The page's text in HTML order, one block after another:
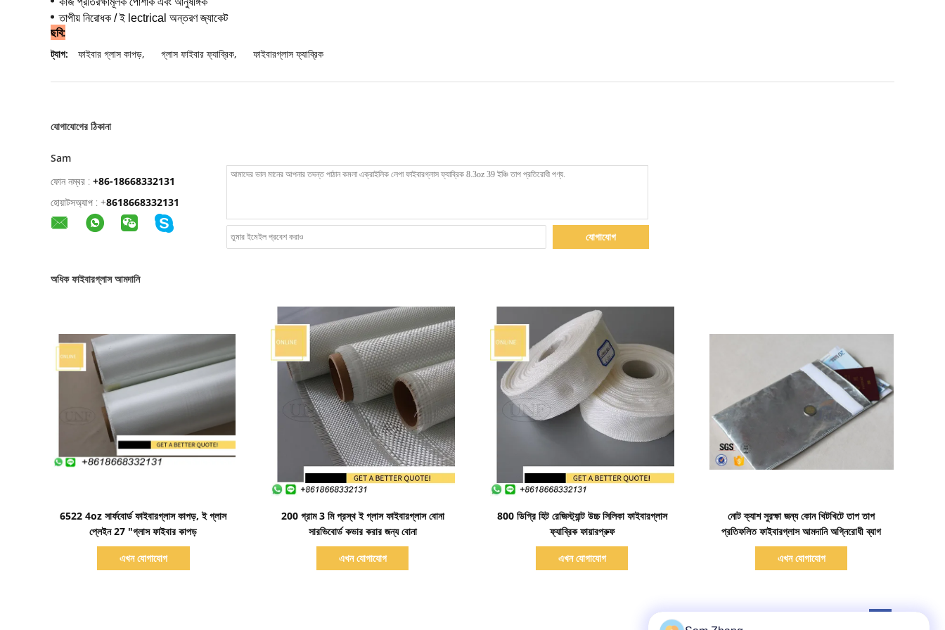
তাপীয় নিরোধক / ই lectrical অন্তরণ জ্যাকেট
ছবি:
ট্যাগ: ফাইবার গ্লাস কাপড়, গ্লাস ফাইবার ফ্যাব্রিক, ফাইবারগ্লাস ফ্যাব্রিক
যোগাযোগের ঠিকানা
Sam
ফোন নম্বর : +86-18668332131
হোয়াটসঅ্যাপ : +8618668332131
যোগাযোগ
অধিক ফাইবারগ্লাস আমদানি
বিস্তারিত দেখাও
6522 4oz সার্ফবোর্ড ফাইবারগ্লাস কাপড়, ই গ্লাস
প্লেইন 27 "গ্লাস ফাইবার কাপড়
এখন যোগাযোগ
200 গ্রাম 3 মি প্রস্থ ই গ্লাস ফাইবারগ্লাস বোনা
সারভিবোর্ড কভার করার জন্য বোনা
এখন যোগাযোগ
800 ডিগ্রি হিট রেজিস্ট্যান্ট উচ্চ সিলিকা ফাইবারগ্লাস
ফ্যাব্রিক ফায়ারপ্রুফ
এখন যোগাযোগ
নোট ক্যাশ সুরক্ষা জন্য কোন খিটখিটে তাপ তাপ
প্রতিফলিত ফাইবারগ্লাস আমদানি অগ্নিরোধী ব্যাগ
এখন যোগাযোগ